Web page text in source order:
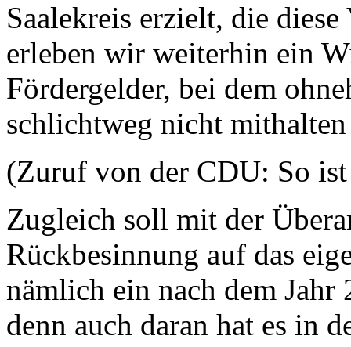
Saalekreis erzielt, die
erleben wir weiterhin ein
Fördergelder, bei dem
schlichtweg nicht
(Zuruf von der CDU: So
Zugleich soll mit der
Rückbesinnung auf das
nämlich ein nach dem
denn auch daran hat es in